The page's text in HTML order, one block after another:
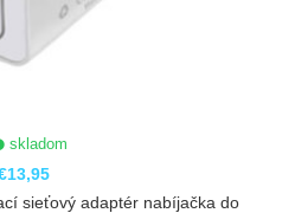
skladom
sieťový adaptér nabíjačka do